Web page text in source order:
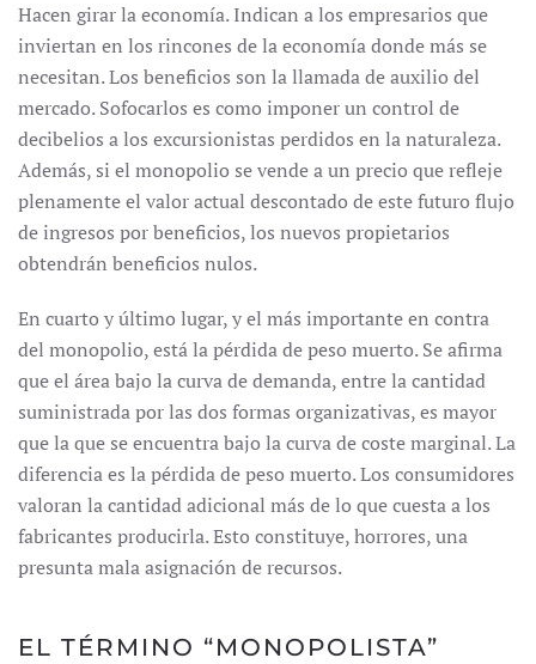
Hacen girar la economía. Indican a los empresarios que
inviertan en los rincones de la economía donde más se
necesitan. Los beneficios son la llamada de auxilio del
mercado. Sofocarlos es como imponer un control de
decibelios a los excursionistas perdidos en la naturaleza.
Además, si el monopolio se vende a un precio que refleje
plenamente el valor actual descontado de este futuro flujo
de ingresos por beneficios, los nuevos propietarios
obtendrán beneficios nulos.
En cuarto y último lugar, y el más importante en contra
del monopolio, está la pérdida de peso muerto. Se afirma
que el área bajo la curva de demanda, entre la cantidad
suministrada por las dos formas organizativas, es mayor
que la que se encuentra bajo la curva de coste marginal. La
diferencia es la pérdida de peso muerto. Los consumidores
valoran la cantidad adicional más de lo que cuesta a los
fabricantes producirla. Esto constituye, horrores, una
presunta mala asignación de recursos.
EL TÉRMINO “MONOPOLISTA”